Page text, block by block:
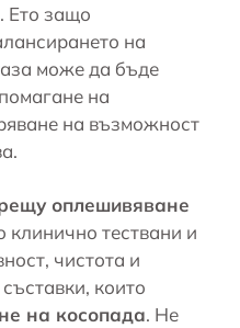
Ето защо
на
може да бъде
на
на възможност
оплешивяване
клинично тествани и
чистота и
които
на косопада. Не